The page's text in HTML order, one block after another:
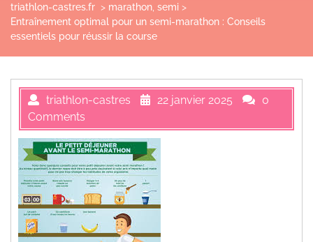
triathlon-castres.fr > marathon semi >
Entraînement optimal pour un semi-marathon : Conseils
essentiels pour réussir la course
triathlon-castres 22 janvier 2025
0
Comments